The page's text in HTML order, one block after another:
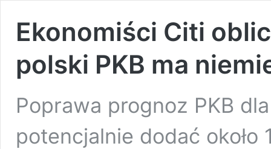
Ekonomiści Citi
polski PKB ma
Poprawa prognoz PKB
potencjalnie dodać